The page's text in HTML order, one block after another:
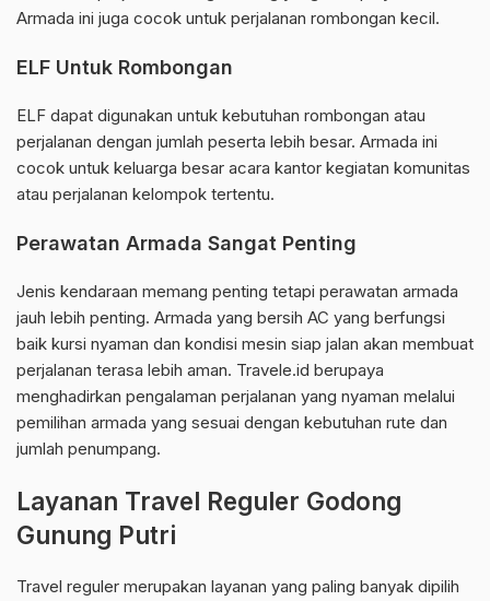
Armada ini juga cocok untuk perjalanan rombongan kecil.
ELF Untuk Rombongan
ELF dapat digunakan untuk kebutuhan rombongan atau
perjalanan dengan jumlah peserta lebih besar. Armada ini
cocok untuk keluarga besar acara kantor kegiatan komunitas
atau perjalanan kelompok tertentu.
Perawatan Armada Sangat Penting
Jenis kendaraan memang penting tetapi perawatan armada
jauh lebih penting. Armada yang bersih AC yang berfungsi
baik kursi nyaman dan kondisi mesin siap jalan akan membuat
perjalanan terasa lebih aman. Travele.id berupaya
menghadirkan pengalaman perjalanan yang nyaman melalui
pemilihan armada yang sesuai dengan kebutuhan rute dan
jumlah penumpang.
Layanan Travel Reguler Godong
Gunung Putri
Travel reguler merupakan layanan yang paling banyak dipilih